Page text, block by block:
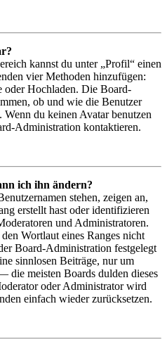
kannst du unter „Profil“ einen
vier Methoden hinzufügen:
oder Hochladen. Die Board-
ob und wie die Benutzer
Wenn du keinen Avatar benutzen
Administration kontaktieren.
ich ihn ändern?
stehen, zeigen an,
erstellt hast oder identifizieren
und Administratoren.
Wortlaut eines Ranges nicht
Board-Administration festgelegt
sinnlosen Beiträge, nur um
die meisten Boards dulden dieses
oder Administrator wird
einfach wieder zurücksetzen.